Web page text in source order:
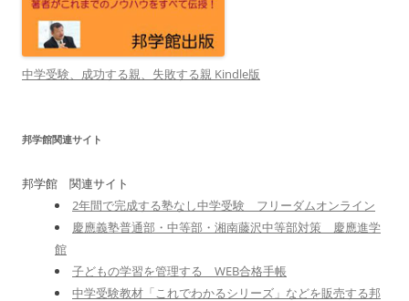
中学受験、成功する親、失敗する親 Kindle版
邦学館関連サイト
邦学館 関連サイト
2年間で完成する塾なし中学受験 フリーダムオンライン
慶應義塾普通部・中等部・湘南藤沢中等部対策 慶應進学
館
子どもの学習を管理する WEB合格手帳
中学受験教材「これでわかるシリーズ」などを販売する邦